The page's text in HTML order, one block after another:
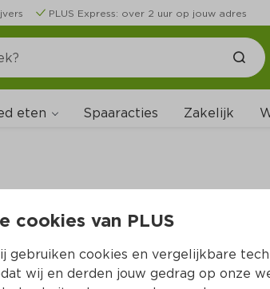
PLUS Express: over 2 uur op jouw adres
eten Spaaracties Zakelijk
cookies van PLUS
gebruiken cookies en vergelijkbare
wij en derden jouw gedrag op onze